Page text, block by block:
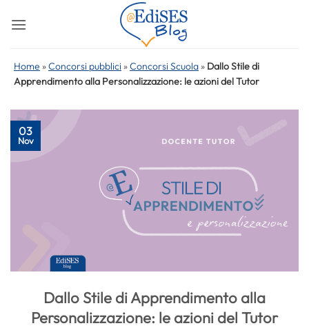
Home »Concorsi pubblici »Concorsi Scuola » Dallo Stile di
Apprendimento alla Personalizzazione: le azioni del Tutor
03
Nov
Dallo Stile di Apprendimento alla
Personalizzazione: le azioni del Tutor